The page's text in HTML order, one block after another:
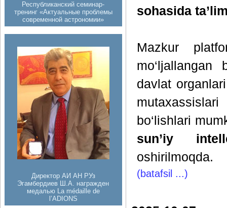
Республиканский семинар-
тренинг «Актуальные проблемы
современной астрономии»
Директор АИ АН РУз
Эгамбердиев Ш.А. награжден
медалью La médaille de
l’ADIONS
sohasida
Mazkur
mo‘ljallangan
davlat
bo‘lishlari
sun’iy
oshirilmoqda.
(batafsil ...)